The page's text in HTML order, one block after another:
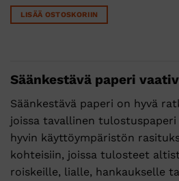
LISÄÄ OSTOSKORIIN
Säänkestävä paperi
Säänkestävä paperi on hyvä
joissa tavallinen
hyvin käyttöympäristön
kohteisiin, joissa tulosteet
roiskeille, lialle, hankaukselle